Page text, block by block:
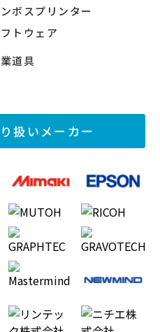
ボスプリンター
トウェア
道具
扱いメーカー